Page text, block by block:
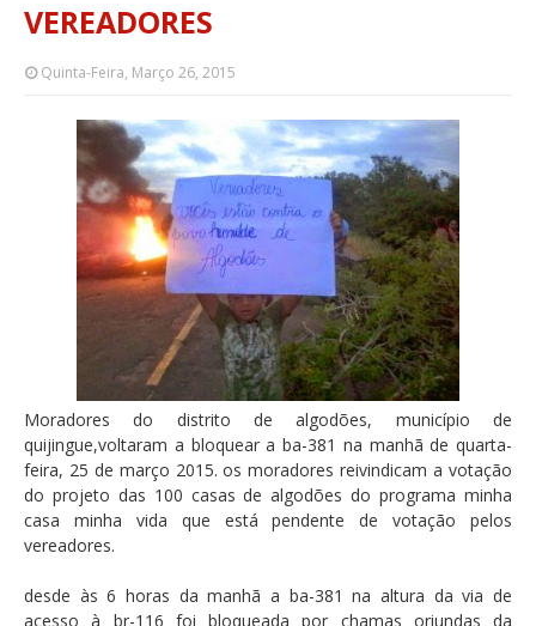
VEREADORES
Quinta-Feira, Março 26, 2015
Moradores do distrito de algodões, município de
quijingue,voltaram a bloquear a ba-381 na manhã de quarta-
feira, 25 de março 2015. os moradores reivindicam a votação
do projeto das 100 casas de algodões do programa minha
casa minha vida que está pendente de votação pelos
vereadores.
desde às 6 horas da manhã a ba-381 na altura da via de
acesso à br-116 foi bloqueada por chamas oriundas da